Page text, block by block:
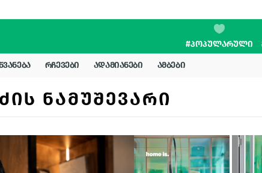
#ᲞᲝᲞᲣᲚᲐᲠᲣᲚᲘ
ᲠᲩᲔᲕᲔᲑᲘ ᲐᲓᲐᲛᲘᲐᲜᲔᲑᲘ ᲐᲛᲑᲔᲑᲘ
ᲜᲐᲛᲣᲨᲔᲕᲐᲠᲘ